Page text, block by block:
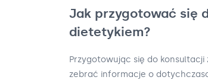
Jak przygotować się
dietetykiem?
Przygotowując się do
zebrać informacje o